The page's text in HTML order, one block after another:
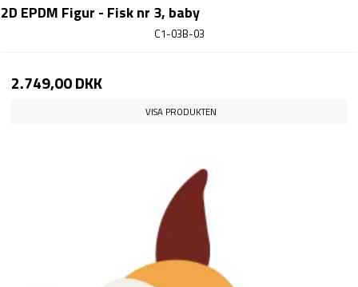
2D EPDM Figur - Fisk nr 3, baby
C1-03B-03
2.749,00 DKK
VISA PRODUKTEN